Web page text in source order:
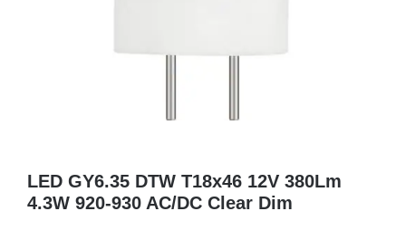
LED GY6.35 DTW T18x46 12V 380Lm
4.3W 920-930 AC/DC Clear Dim